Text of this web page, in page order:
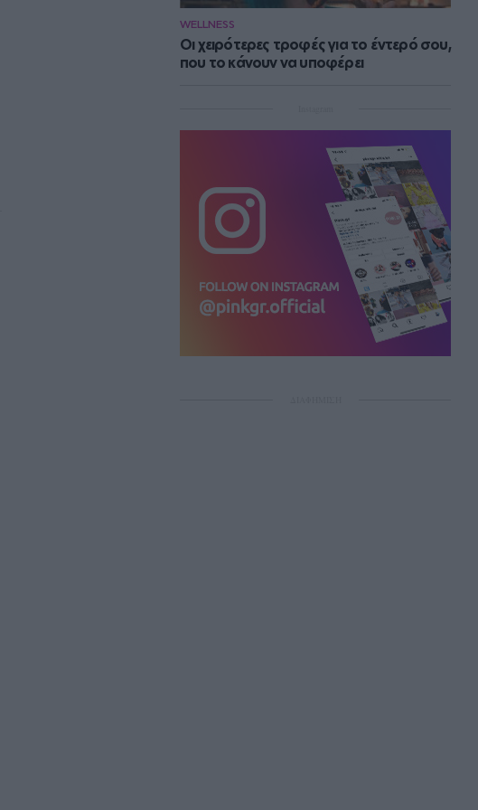
WELLNESS
Οι χειρότερες τροφές για το έντερό σου,
που το κάνουν να υποφέρει